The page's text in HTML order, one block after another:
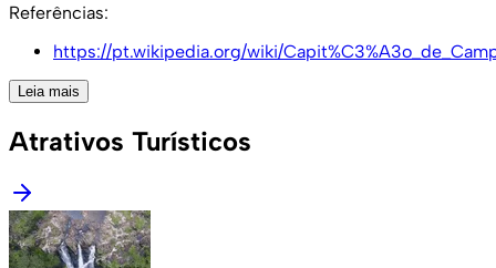
Referências:
https://pt.wikipedia.org/wiki/
Leia mais
Atrativos Turísticos